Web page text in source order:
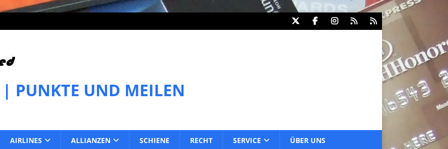
PUNKTE UND MEILEN
AIRLINES ALLIANZEN SCHIENE RECHT SERVICE ÜBER UNS